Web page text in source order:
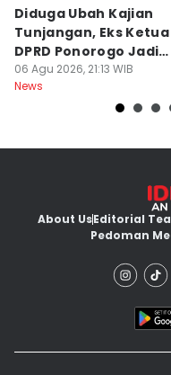
Diduga Ubah Kajian
Tunjangan, Eks Ketua
DPRD Ponorogo Jadi
Tersangka
06 Agu 2026, 21:13 WIB
News
About UsEditorial
Pedoman